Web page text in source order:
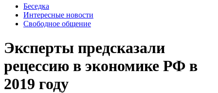
Беседка
Интересные новости
Свободное общение
Эксперты предсказали
рецессию в экономике РФ в
2019 году